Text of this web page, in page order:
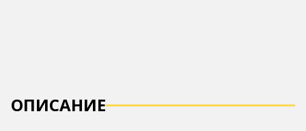
ОПИСАНИЕ